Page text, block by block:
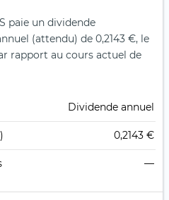
paie un dividende
(attendu) de 0,2143 €, le
rapport au cours actuel de
Dividende annuel
0,2143 €
—